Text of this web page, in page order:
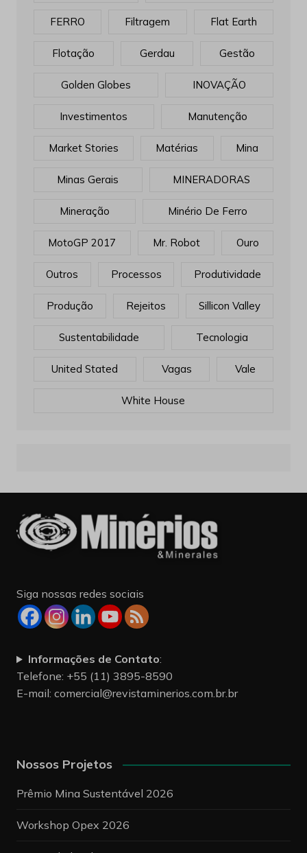
FERRO Filtragem Flat Earth
Flotação Gerdau Gestão
Golden Globes INOVAÇÃO
Investimentos Manutenção
Market Stories Matérias Mina
Minas Gerais MINERADORAS
Mineração Minério De Ferro
MotoGP 2017 Mr. Robot Ouro
Outros Processos Produtividade
Produção Rejeitos Sillicon Valley
Sustentabilidade Tecnologia
United Stated Vagas Vale
White House
Siga nossas redes sociais
Informações de Contato:
Telefone: +55 (11) 3895-8590
E-mail: comercial@revistaminerios.com.br.br
Nossos Projetos
Prêmio Mina Sustentável 2026
Workshop Opex 2026